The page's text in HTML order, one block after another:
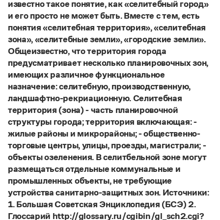
Словари русского языка как государственного
Справочники
Правила русской орфографии и пунктуации
Русский язык. Краткий теоретический курс
для школьников
Письмовник
Справочник по пунктуации
Словарь-справочник трудностей
Справочник по фразеологии
Азбучные истины
Словарь-справочник непростые слова
Все справочники портала
Журнал
Новости и события
Управление в русском языке
Словарь русских имён
Словарь методических терминов
Правила русской орфографии и пунктуации
(1956)
известно такое понятие, как «селитебный город»
и его просто не может быть. Вместе с тем, есть
понятия «селитебная территория», «селитебная
зона», «селитебные земли», «городские земли».
Общеизвестно, что территория города
предусматривает несколько планировочных зон,
имеющих различное функциональное
назначение: селитебную, производственную,
ландшафтно-рекриационную. Селитебная
территория (зона) - часть планировочной
структуры города; территория включающая: -
жилые районы и микрорайоны; - общественно-
торговые центры, улицы, проезды, магистрали; -
объекты озеленения. В селитбельной зоне могут
размещаться отдельные коммунальные и
промышленных объекты, не требующие
устройства санитарно-защитных зон. Источники:
1. Большая Советская Энциклопедия (БСЭ) 2.
Глоссарий http://glossary.ru/cgibin/gl_sch2.cgi?